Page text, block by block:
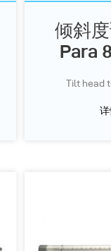
倾斜
Para
Tilt head